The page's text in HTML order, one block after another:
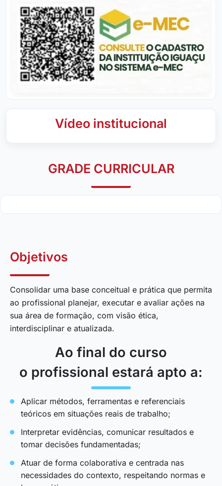
Vídeo institucional
GRADE CURRICULAR
Objetivos
Consolidar uma base conceitual e prática que permita
ao profissional planejar, executar e avaliar ações na
sua área de formação, com visão ética,
interdisciplinar e atualizada.
Ao final do curso
o profissional estará apto a:
Aplicar métodos, ferramentas e referenciais
teóricos em situações reais de trabalho;
Interpretar evidências, comunicar resultados e
tomar decisões fundamentadas;
Atuar de forma colaborativa e centrada nas
necessidades do contexto, respeitando normas e